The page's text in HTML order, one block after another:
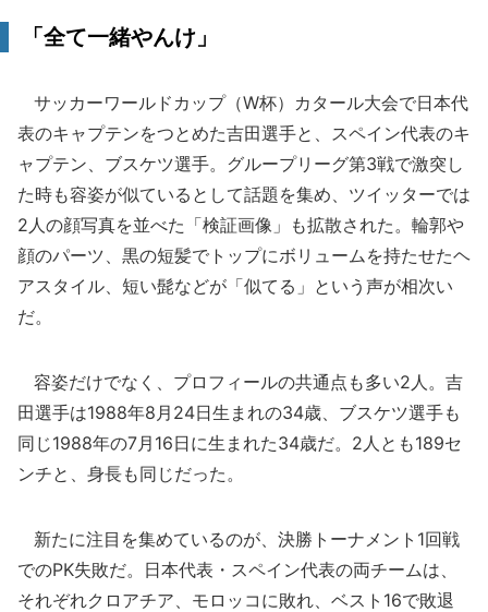
「全て一緒やんけ」
サッカーワールドカップ（W杯）カタール大会で日本代
表のキャプテンをつとめた吉田選手と、スペイン代表のキ
ャプテン、ブスケツ選手。グループリーグ第3戦で激突し
た時も容姿が似ているとして話題を集め、ツイッターでは
2人の顔写真を並べた「検証画像」も拡散された。輪郭や
顔のパーツ、黒の短髪でトップにボリュームを持たせたヘ
アスタイル、短い髭などが「似てる」という声が相次い
だ。
容姿だけでなく、プロフィールの共通点も多い2人。吉
田選手は1988年8月24日生まれの34歳、ブスケツ選手も
同じ1988年の7月16日に生まれた34歳だ。2人とも189セ
ンチと、身長も同じだった。
新たに注目を集めているのが、決勝トーナメント1回戦
でのPK失敗だ。日本代表・スペイン代表の両チームは、
それぞれクロアチア、モロッコに敗れ、ベスト16で敗退